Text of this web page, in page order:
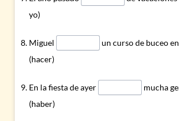
yo)
Miguel
un curso de buceo
(hacer)
En la fiesta de ayer
mucha
(haber)